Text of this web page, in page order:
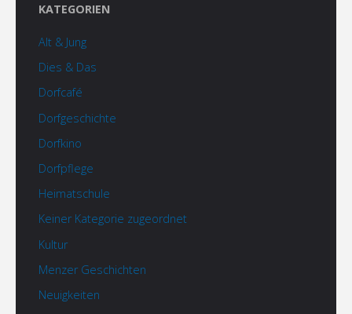
KATEGORIEN
Alt & Jung
Dies & Das
Dorfcafé
Dorfgeschichte
Dorfkino
Dorfpflege
Heimatschule
Keiner Kategorie zugeordnet
Kultur
Menzer Geschichten
Neuigkeiten